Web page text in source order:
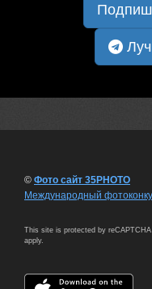
© Фото сайт 35PHOTO
Международный
This site is protected by
apply.